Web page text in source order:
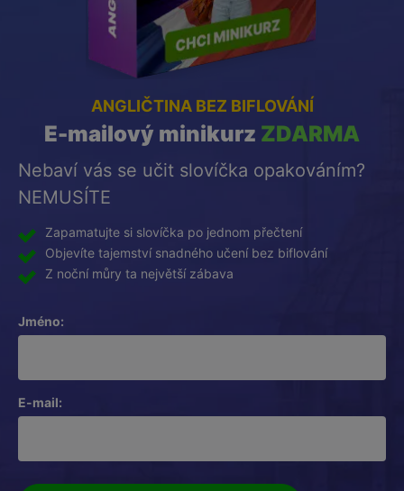
ANGLIČTINA BEZ BIFLOVÁNÍ
E-mailový minikurz ZDARMA
Nebaví vás se učit slovíčka opakováním?
NEMUSÍTE
Zapamatujte si slovíčka po jednom přečtení
Objevíte tajemství snadného učení bez biflování
Z noční můry ta největší zábava
Jméno:
E-mail: